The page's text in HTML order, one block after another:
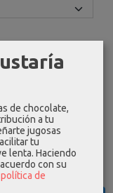
de chocolate,
a tu
jugosas
tu
lenta. Haciendo
con su
política de